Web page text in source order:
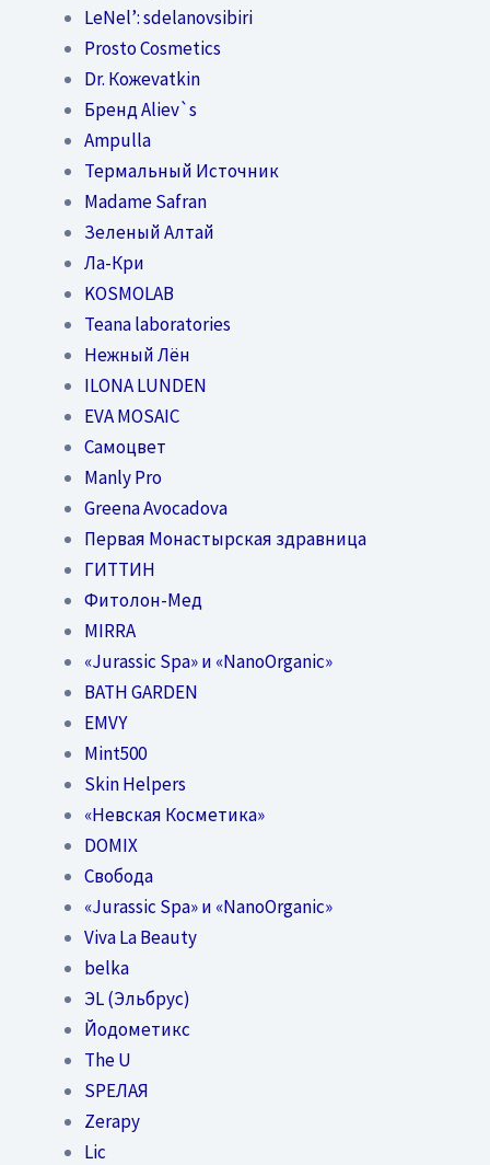
LeNel’: sdelanovsibiri
Prosto Cosmetics
Dr. Кожеvatkin
Бренд Aliev`s
Ampulla
Термальный Источник
Madame Safran
Зеленый Алтай
Ла-Кри
KOSMOLAB
Teana laboratories
Нежный Лён
ILONA LUNDEN
EVA MOSAIC
Самоцвет
Manly Pro
Greena Avocadova
Первая Монастырская здравница
ГИТТИН
Фитолон-Мед
MIRRA
«Jurassic Spa» и «NanoOrganic»
BATH GARDEN
EMVY
Mint500
Skin Helpers
«Невская Косметика»
DOMIX
Свобода
«Jurassic Spa» и «NanoOrganic»
Viva La Beauty
belka
ЭL (Эльбрус)
Йодометикс
The U
SPEЛАЯ
Zerapy
Lic